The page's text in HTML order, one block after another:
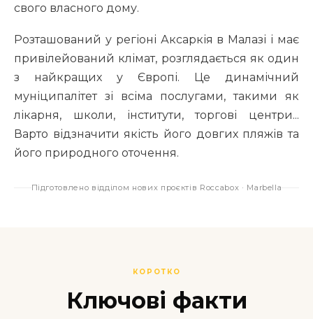
свого власного дому.
Розташований у регіоні Аксаркія в Малазі і має
привілейований клімат, розглядається як один
з найкращих у Європі. Це динамічний
муніципалітет зі всіма послугами, такими як
лікарня, школи, інститути, торгові центри...
Варто відзначити якість його довгих пляжів та
його природного оточення.
Підготовлено відділом нових проєктів Roccabox · Marbella
КОРОТКО
Ключові факти